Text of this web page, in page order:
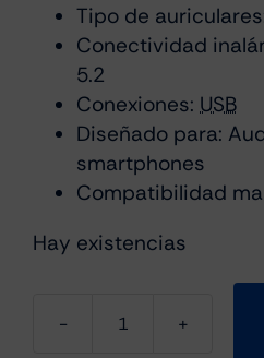
era:
es:
Tipo de
Conectividad
5.2
Conexiones: USB
Diseñado para:
smartphones
Compatibilidad
Hay existencias
Auriculares